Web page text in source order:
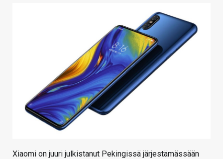
Xiaomi on juuri julkistanut Pekingissä järjestämässään